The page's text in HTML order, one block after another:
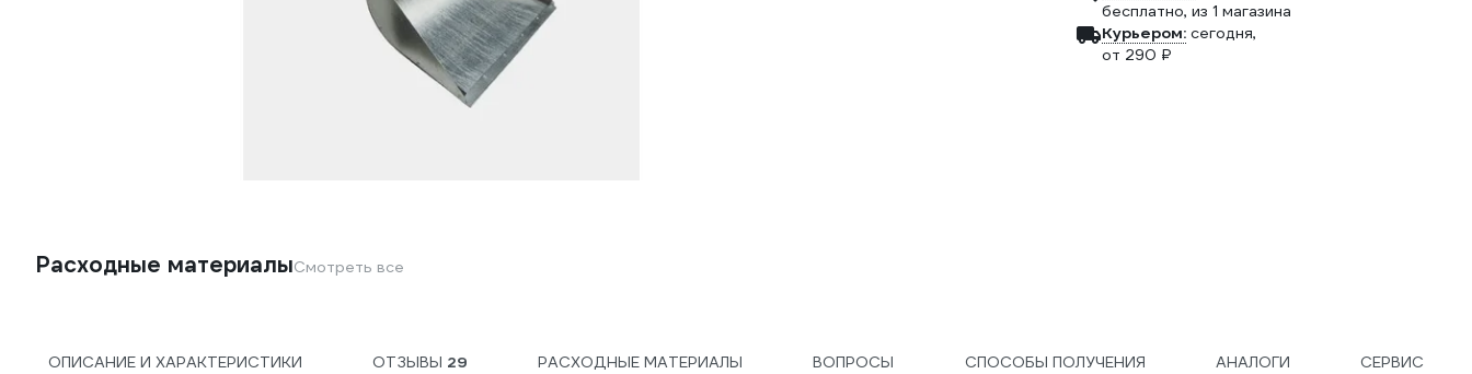
бесплатно, из 1 магазина
Курьером: сегодня,
от 290 ₽
Расходные материалыСмотреть все
ОПИСАНИЕ И ХАРАКТЕРИСТИКИ ОТЗЫВЫ 29 РАСХОДНЫЕ МАТЕРИАЛЫ ВОПРОСЫ СПОСОБЫ ПОЛУЧЕНИЯ АНАЛОГИ СЕРВИС